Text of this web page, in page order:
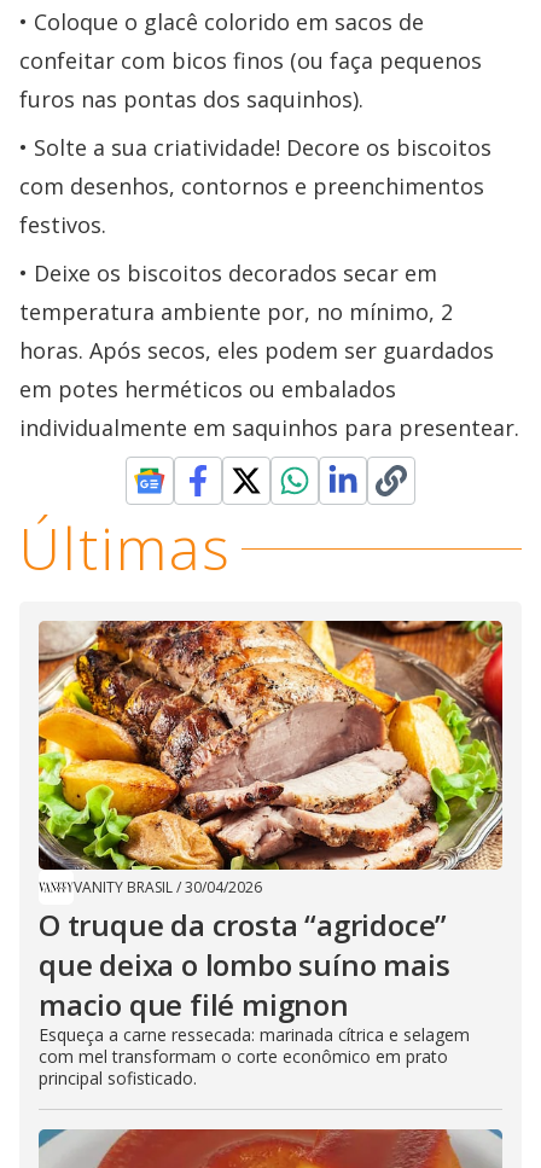
Coloque o glacê colorido em sacos de
confeitar com bicos finos (ou faça pequenos
furos nas pontas dos saquinhos).
Solte a sua criatividade! Decore os biscoitos
com desenhos, contornos e preenchimentos
festivos.
Deixe os biscoitos decorados secar em
temperatura ambiente por, no mínimo, 2
horas. Após secos, eles podem ser guardados
em potes herméticos ou embalados
individualmente em saquinhos para presentear.
Últimas
VANITY BRASIL/30/04/2026
O truque da crosta “agridoce”
que deixa o lombo suíno mais
macio que filé mignon
Esqueça a carne ressecada: marinada cítrica e selagem
com mel transformam o corte econômico em prato
principal sofisticado.